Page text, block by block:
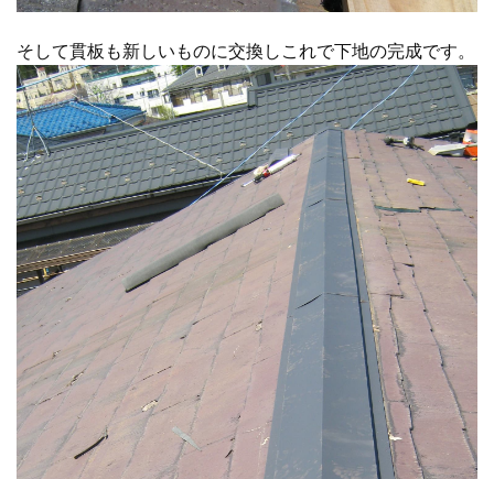
そして貫板も新しいものに交換しこれで下地の完成です。